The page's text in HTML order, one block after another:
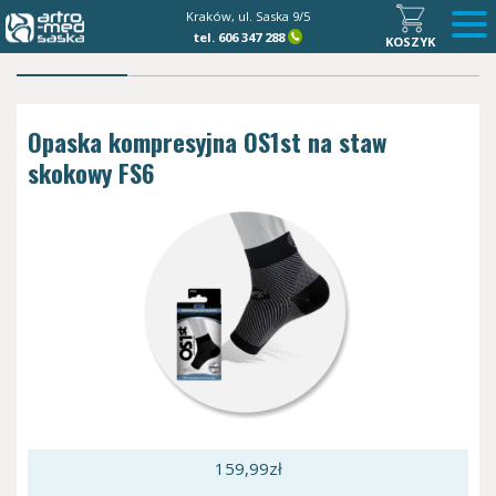
Kraków, ul. Saska 9/5
tel. 606 347 288 KOSZYK
Opaska kompresyjna OS1st na staw
skokowy FS6
159,99zł